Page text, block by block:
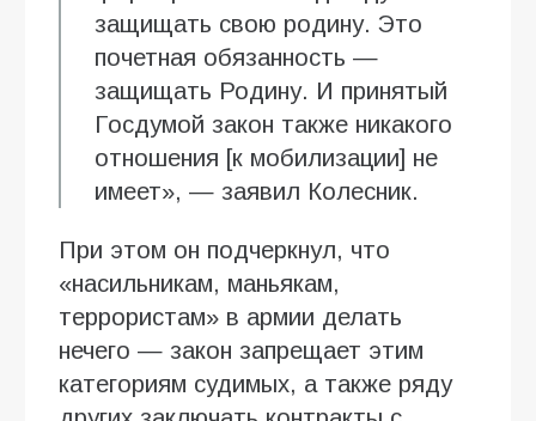
защищать свою родину. Это
почетная обязанность —
защищать Родину. И принятый
Госдумой закон также никакого
отношения [к мобилизации] не
имеет», — заявил Колесник.
При этом он подчеркнул, что
«насильникам, маньякам,
террористам» в армии делать
нечего — закон запрещает этим
категориям судимых, а также ряду